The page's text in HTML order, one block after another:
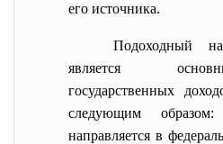
его источника.
Подоходный
является
государственных
следующим
направляется в